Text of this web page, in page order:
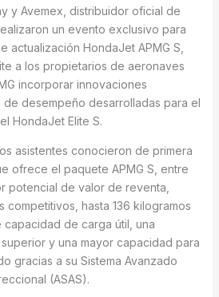
y Avemex, distribuidor oficial de
un evento exclusivo para
actualización HondaJet APMG S,
a los propietarios de aeronaves
incorporar innovaciones
desempeño desarrolladas para el
HondaJet Elite S.
asistentes conocieron de primera
ofrece el paquete APMG S, entre
potencial de valor de reventa,
competitivos, hasta 136 kilogramos
de carga útil, una
y una mayor capacidad para
gracias a su Sistema Avanzado
(ASAS).